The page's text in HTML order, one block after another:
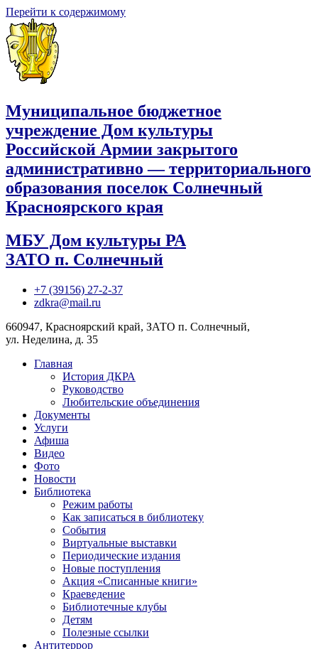
Перейти к содержимому
Муниципальное бюджетное
учреждение Дом культуры
Российской Армии закрытого
административно — территориального
образования поселок Солнечный
Красноярского края
МБУ Дом культуры РА
ЗАТО п. Солнечный
+7 (39156) 27-2-37
zdkra@mail.ru
660947, Красноярский край, ЗАТО п. Солнечный,
ул. Неделина, д. 35
Главная
История ДКРА
Руководство
Любительские объединения
Документы
Услуги
Афиша
Видео
Фото
Новости
Библиотека
Режим работы
Как записаться в библиотеку
События
Виртуальные выставки
Периодические издания
Новые поступления
Акция «Списанные книги»
Краеведение
Библиотечные клубы
Детям
Полезные ссылки
Антитеррор